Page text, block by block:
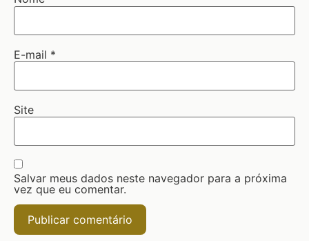
E-mail *
Site
Salvar meus dados neste navegador para a próxima
vez que eu comentar.